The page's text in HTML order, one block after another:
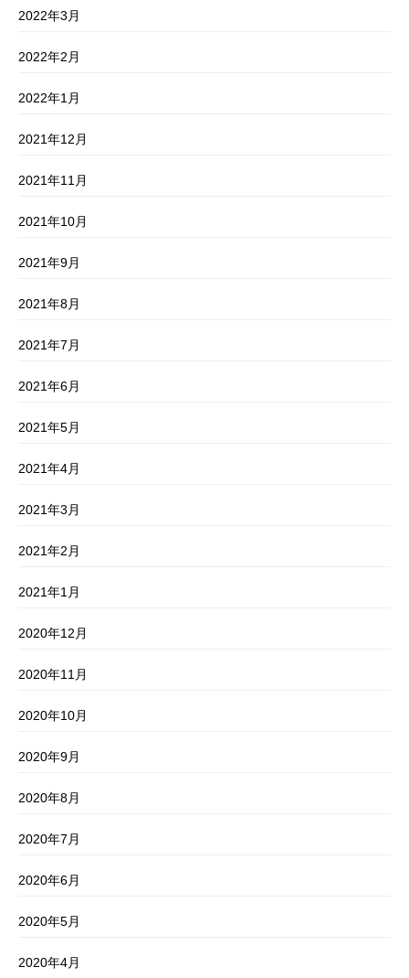
2022年3月
2022年2月
2022年1月
2021年12月
2021年11月
2021年10月
2021年9月
2021年8月
2021年7月
2021年6月
2021年5月
2021年4月
2021年3月
2021年2月
2021年1月
2020年12月
2020年11月
2020年10月
2020年9月
2020年8月
2020年7月
2020年6月
2020年5月
2020年4月